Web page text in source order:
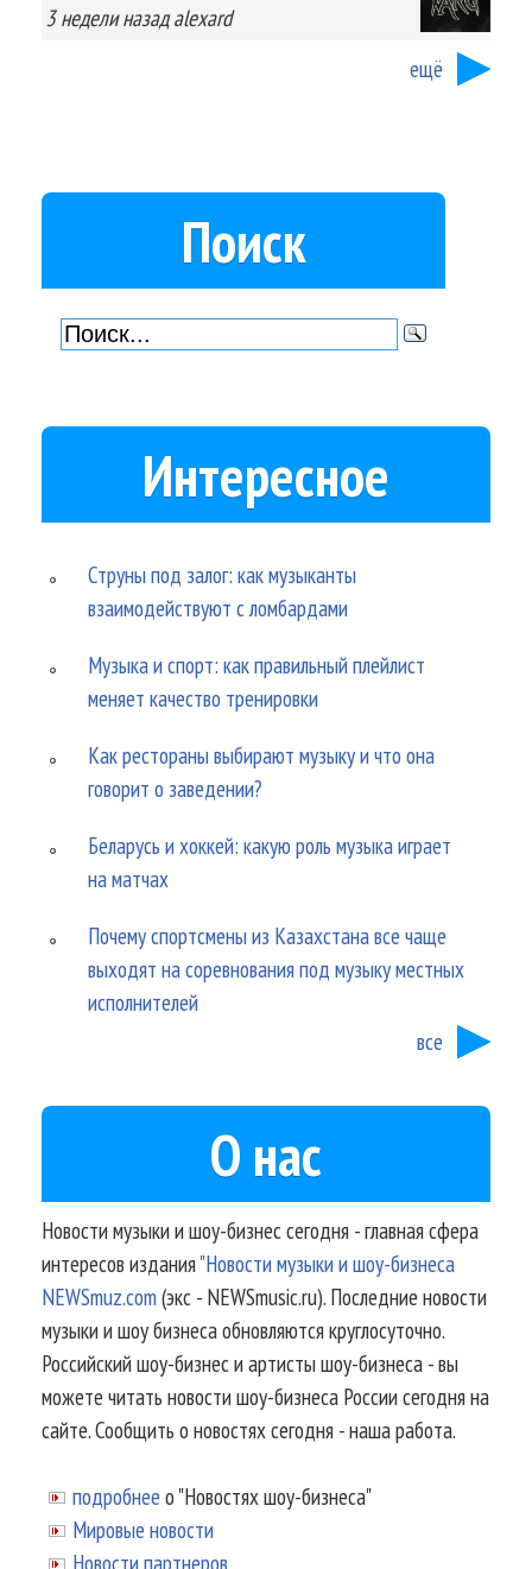
3 неделиназад alexard
ещё
Поиск
Интересное
Струны под залог: как музыканты
взаимодействуют с ломбардами
Музыка и спорт: как правильный плейлист
меняет качество тренировки
Как рестораны выбирают музыку и что она
говорит о заведении?
Беларусь и хоккей: какую роль музыка играет
на матчах
Почему спортсмены из Казахстана все чаще
выходят на соревнования под музыку местных
исполнителей
все
О нас
Новости музыки и шоу-бизнес сегодня - главная сфера
интересов издания"Новости музыки и шоу-бизнеса
NEWSmuz.com(экс - NEWSmusic.ru). Последние новости
музыки и шоу бизнеса обновляются круглосуточно.
Российский шоу-бизнес и артисты шоу-бизнеса - вы
можете читать новости шоу-бизнеса России сегодня на
сайте. Сообщить о новостях сегодня - наша работа.
подробнее о "Новостях шоу-бизнеса"
Мировые новости
Новости партнеров